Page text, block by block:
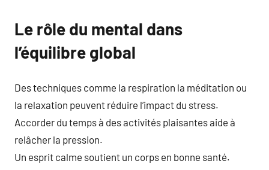
Le rôle du mental dans
l’équilibre global
Des techniques comme la respiration la méditation ou
la relaxation peuvent réduire l’impact du stress.
Accorder du temps à des activités plaisantes aide à
relâcher la pression.
Un esprit calme soutient un corps en bonne santé.